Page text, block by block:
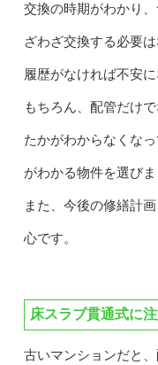
交換の時期がわかり
ざわざ交換する必要
履歴がなければ不安
もちろん、配管だけ
たかがわからなくな
がわかる物件を選びま
また、今後の修繕計
心です。
床スラブ貫通式に
古いマンションだと